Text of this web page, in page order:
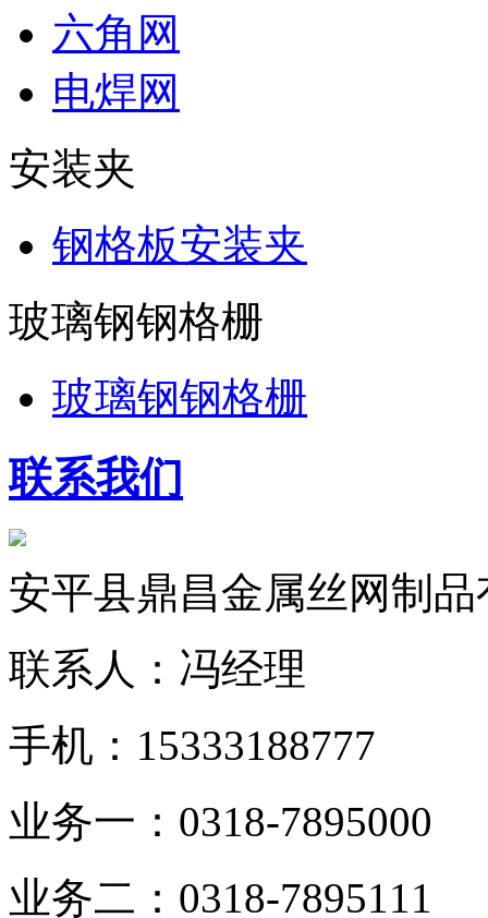
六角网
电焊网
安装夹
钢格板安装夹
玻璃钢钢格栅
玻璃钢钢格栅
联系我们
安平县鼎昌金属丝网制
联系人：冯经理
手机：15333188777
业务一：0318-7895000
业务二：0318-7895111